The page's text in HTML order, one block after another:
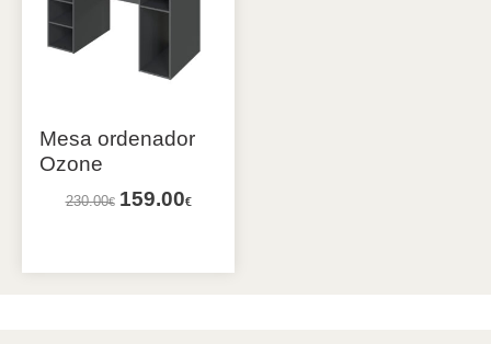
Mesa ordenador
Ozone
230.00€ 159.00€